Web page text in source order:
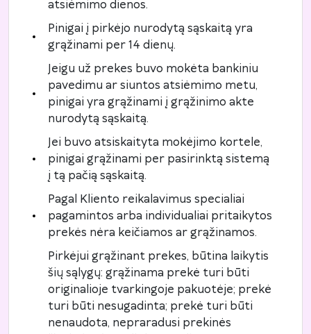
atsiėmimo dienos.
Pinigai į pirkėjo nurodytą sąskaitą yra
grąžinami per 14 dienų.
Jeigu už prekes buvo mokėta bankiniu
pavedimu ar siuntos atsiėmimo metu,
pinigai yra grąžinami į grąžinimo akte
nurodytą sąskaitą.
Jei buvo atsiskaityta mokėjimo kortele,
pinigai grąžinami per pasirinktą sistemą
į tą pačią sąskaitą.
Pagal Kliento reikalavimus specialiai
pagamintos arba individualiai pritaikytos
prekės nėra keičiamos ar grąžinamos.
Pirkėjui grąžinant prekes, būtina laikytis
šių sąlygų: grąžinama prekė turi būti
originalioje tvarkingoje pakuotėje; prekė
turi būti nesugadinta; prekė turi būti
nenaudota, nepraradusi prekinės